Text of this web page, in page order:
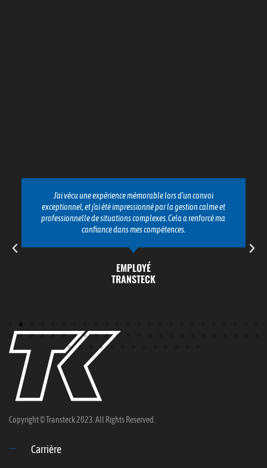
J'ai vécu une expérience mémorable lors d'un convoi
exceptionnel, et j'ai été impressionné par la gestion calme et
professionnelle de situations complexes. Cela a renforcé ma
confiance dans mes compétences.
EMPLOYÉ
TRANSTECK
Copyright © Transteck 2023. All Rights Reserved.
Carrière